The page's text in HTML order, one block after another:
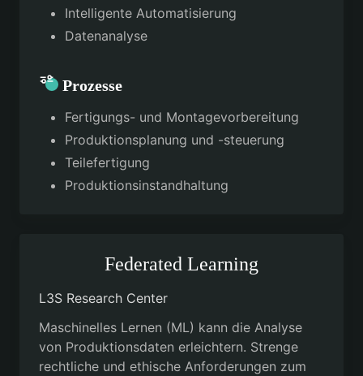
Intelligente Automatisierung
Datenanalyse
Prozesse
Fertigungs- und Montagevorbereitung
Produktionsplanung und -steuerung
Teilefertigung
Produktionsinstandhaltung
Federated Learning
L3S Research Center
Maschinelles Lernen (ML) kann die Analyse
von Produktionsdaten erleichtern. Strenge
rechtliche und ethische Anforderungen zum